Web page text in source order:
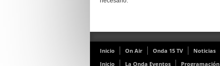
Inicio On Air Onda 15 TV Noticias
Inicio
La Onda Eventos Programación